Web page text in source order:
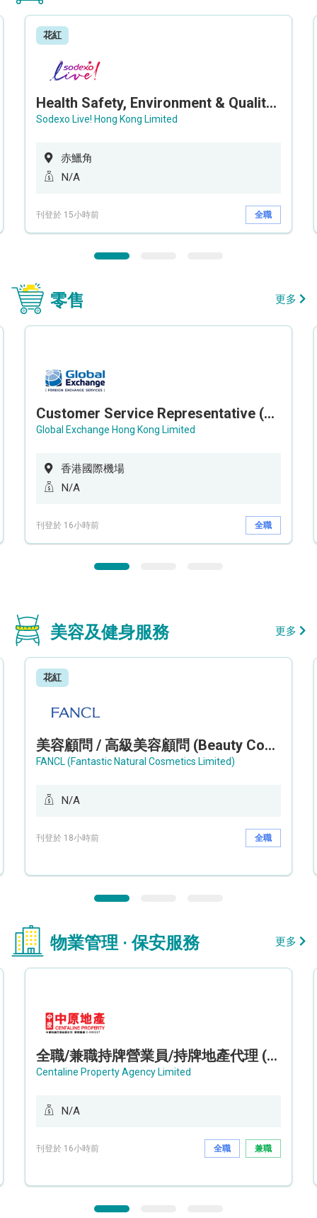
花紅
Health Safety, Environment & Quality Assurance Officer (Maternity cover – 5 months contract)
Sodexo Live! Hong Kong Limited
赤鱲角
N/A
刊登於 15小時前 全職
零售 更多
Customer Service Representative (Airport)
Global Exchange Hong Kong Limited
香港國際機場
N/A
刊登於 16小時前 全職
美容及健身服務 更多
花紅
美容顧問 / 高級美容顧問 (Beauty Consultant / Senior Beauty Consultant)
FANCL (Fantastic Natural Cosmetics Limited)
N/A
刊登於 18小時前 全職
物業管理 · 保安服務 更多
全職/兼職持牌營業員/持牌地產代理 (長沙灣/將軍澳/油塘)
Centaline Property Agency Limited
N/A
刊登於 16小時前 全職 兼職